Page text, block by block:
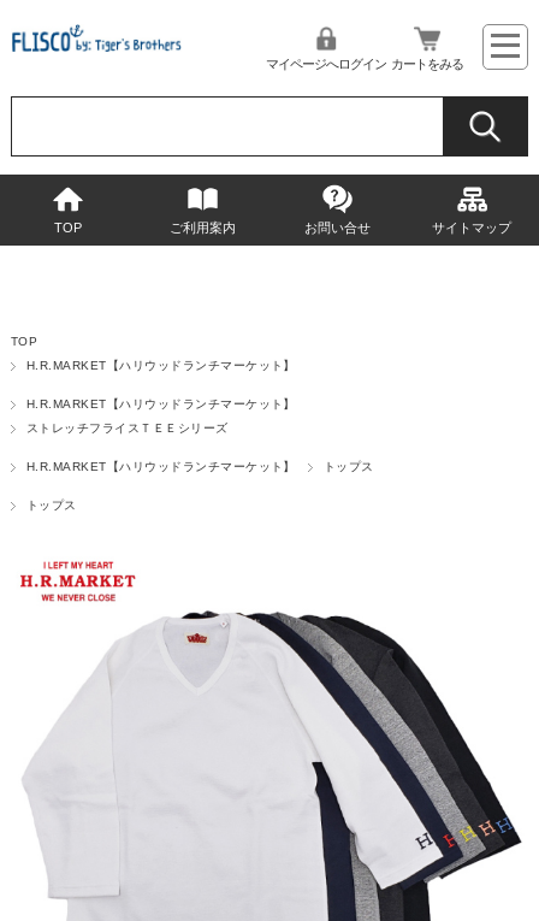
マイページへログイン カートをみる
TOP ご利用案内 お問い合せ サイトマップ
TOP
H.R.MARKET【ハリウッドランチマーケット】
H.R.MARKET【ハリウッドランチマーケット】
ストレッチフライスＴＥＥシリーズ
H.R.MARKET【ハリウッドランチマーケット】 トップス
トップス